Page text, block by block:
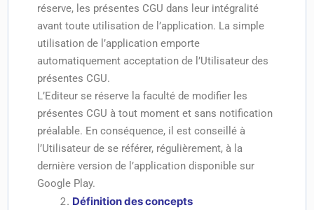
réserve, les présentes CGU dans leur intégralité
avant toute utilisation de l’application. La simple
utilisation de l’application emporte
automatiquement acceptation de l’Utilisateur des
présentes CGU.
L’Editeur se réserve la faculté de modifier les
présentes CGU à tout moment et sans notification
préalable. En conséquence, il est conseillé à
l’Utilisateur de se référer, régulièrement, à la
dernière version de l’application disponible sur
Google Play.
Définition des concepts